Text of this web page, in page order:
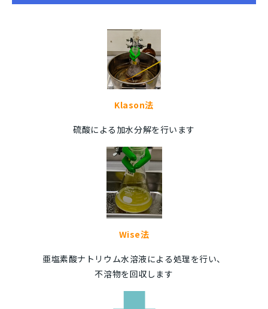
Klason法
硫酸による加水分解を行います
Wise法
亜塩素酸ナトリウム水溶液による処理を行い、
不溶物を回収します